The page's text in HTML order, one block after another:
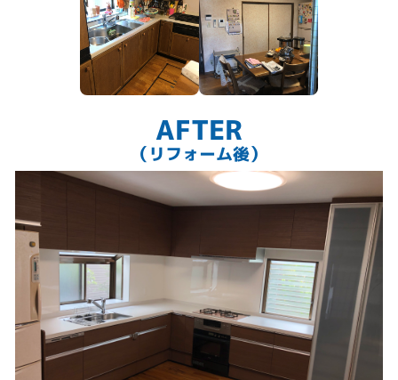
AFTER
（リフォーム後）